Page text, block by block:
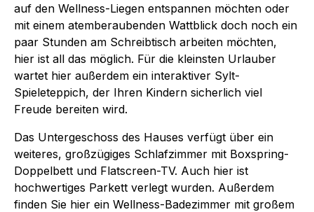
auf den Wellness-Liegen entspannen möchten oder
mit einem atemberaubenden Wattblick doch noch ein
paar Stunden am Schreibtisch arbeiten möchten,
hier ist all das möglich. Für die kleinsten Urlauber
wartet hier außerdem ein interaktiver Sylt-
Spieleteppich, der Ihren Kindern sicherlich viel
Freude bereiten wird.
Das Untergeschoss des Hauses verfügt über ein
weiteres, großzügiges Schlafzimmer mit Boxspring-
Doppelbett und Flatscreen-TV. Auch hier ist
hochwertiges Parkett verlegt wurden. Außerdem
finden Sie hier ein Wellness-Badezimmer mit großem